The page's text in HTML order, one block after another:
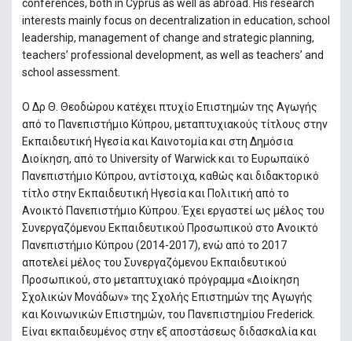
conferences, both in Cyprus as well as abroad. His research
interests mainly focus on decentralization in education, school
leadership, management of change and strategic planning,
teachers’ professional development, as well as teachers’ and
school assessment.
Ο Δρ Θ. Θεοδώρου κατέχει πτυχίο Επιστημών της Αγωγής
από το Πανεπιστήμιο Κύπρου, μεταπτυχιακoύς τίτλους στην
Εκπαιδευτική Ηγεσία και Καινοτομία και στη Δημόσια
Διοίκηση, από το University of Warwick και το Ευρωπαϊκό
Πανεπιστήμιο Κύπρου, αντίστοιχα, καθώς και διδακτορικό
τίτλο στην Εκπαιδευτική Ηγεσία και Πολιτική από το
Ανοικτό Πανεπιστήμιο Κύπρου. Έχει εργαστεί ως μέλος του
Συνεργαζόμενου Εκπαιδευτικού Προσωπικού στο Ανοικτό
Πανεπιστήμιο Κύπρου (2014-2017), ενώ από το 2017
αποτελεί μέλος του Συνεργαζόμενου Εκπαιδευτικού
Προσωπικού, στο μεταπτυχιακό πρόγραμμα «Διοίκηση
Σχολικών Μονάδων» της Σχολής Επιστημών της Αγωγής
και Κοινωνικών Επιστημών, του Πανεπιστημίου Frederick.
Είναι εκπαιδευμένος στην εξ αποστάσεως διδασκαλία και